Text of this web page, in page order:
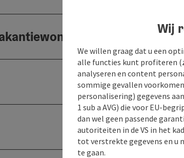
Wij
We willen graag dat u een
alle functies kunt profiteren
analyseren en content
sommige gevallen
personalisering) gegevens
1 sub a AVG) die voor EU-
dan wel geen passende
autoriteiten in de VS in het
tot verstrekte gegevens en u
te gaan.